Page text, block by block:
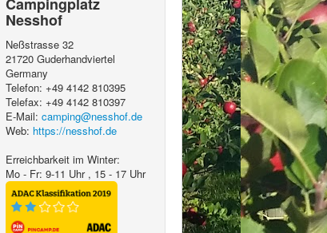
Nesshof
Neßstrasse 32
21720 Guderhandviertel
Germany
Telefon: +49 4142 810395
Telefax: +49 4142 810397
E-Mail: camping@nesshof.de
Web: https://nesshof.de
Erreichbarkeit im Winter:
Mo - Fr: 9-11 Uhr , 15 - 17 Uhr